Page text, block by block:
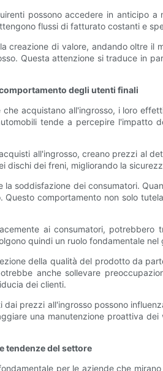
possono accedere in anticipo
flussi di fatturato costanti e
creazione di valore, andando oltre
Questa attenzione si traduce in
degli utenti finali
acquistano all'ingrosso, i loro
tende a percepire
all'ingrosso, creano prezzi al
dei freni, migliorando la
soddisfazione dei consumatori.
comportamento non solo
ai consumatori,
quindi un ruolo fondamentale
della qualità del prodotto da
anche sollevare
dei clienti.
prezzi all'ingrosso possono
una manutenzione proattiva
tendenze del settore
per le aziende che